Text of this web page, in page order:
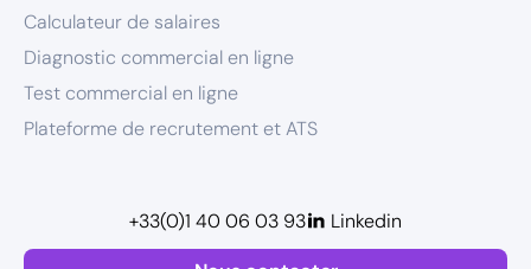
Calculateur de salaires
Diagnostic commercial en ligne
Test commercial en ligne
Plateforme de recrutement et ATS
+33(0)1 40 06 03 93 Linkedin